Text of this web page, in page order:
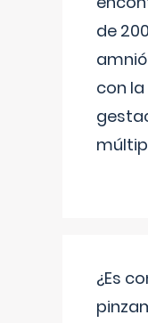
de
con
¿Es